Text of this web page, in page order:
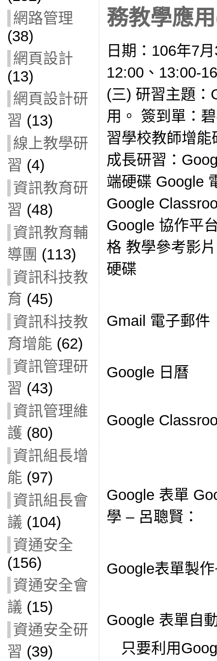
網路管理
(38)
網頁設計
(13)
網頁設計研
習 (13)
線上教學研
習 (4)
資訊教育研
習 (48)
資訊教育輔
導團 (113)
資訊科技教
育 (45)
資訊科技教
育增能 (62)
資訊管理研
習 (43)
資訊管理維
護 (80)
資訊組長增
能 (97)
資訊組長會
議 (104)
資通安全
(156)
資通安全會
議 (15)
資通安全研
習 (39)
務教學應
日期：106年7
12:00、13:00-
(三) 研習主題：
用。 簽到單：
習學校教師增能
成長研習：
端硬碟 Google
Google
Google 協作平
格 教學參考影
硬碟
Gmail 電子郵件
Google 日曆
Google
Google 表單
學 – 呂聰賢：
Google表單製
Google 表單自
只要利用